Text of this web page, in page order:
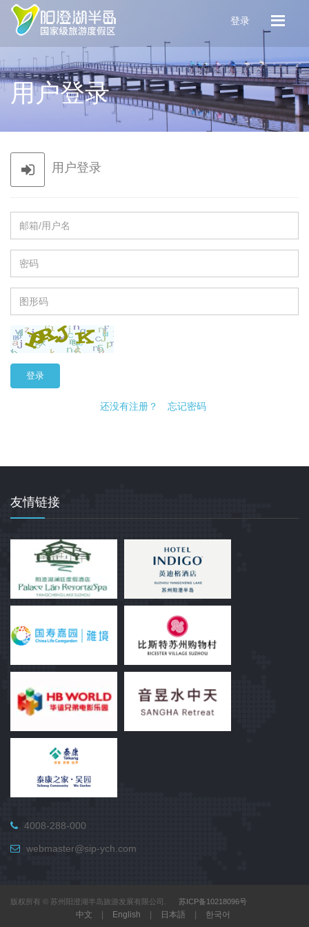
登录
用户登录
用户登录
登录
还没有注册？ 忘记密码
友情链接
4008-288-000
webmaster@sip-ych.com
版权所有 © 苏州阳澄湖半岛旅游发展有限公司. 苏ICP备10218096号
中文 English 日本語 한국어